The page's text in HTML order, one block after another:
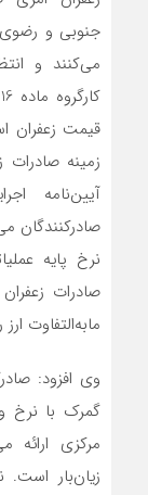
می‌کنند و
قیمت زعفران
آیین‌نامه
صادرکنندگان
نرخ پایه
صادرات
مابه‌التفاوت
وی افزود:
گمرک با نرخ
مرکزی ارائه
زیان‌بار است.